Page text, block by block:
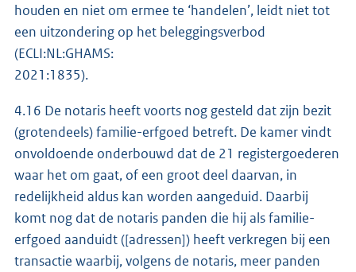
houden en niet om ermee te ‘handelen’, leidt niet tot
een uitzondering op het beleggingsverbod
(ECLI:NL:GHAMS:
2021:1835).
4.16 De notaris heeft voorts nog gesteld dat zijn bezit
(grotendeels) familie-erfgoed betreft. De kamer vindt
onvoldoende onderbouwd dat de 21 registergoederen
waar het om gaat, of een groot deel daarvan, in
redelijkheid aldus kan worden aangeduid. Daarbij
komt nog dat de notaris panden die hij als familie-
erfgoed aanduidt ([adressen]) heeft verkregen bij een
transactie waarbij, volgens de notaris, meer panden